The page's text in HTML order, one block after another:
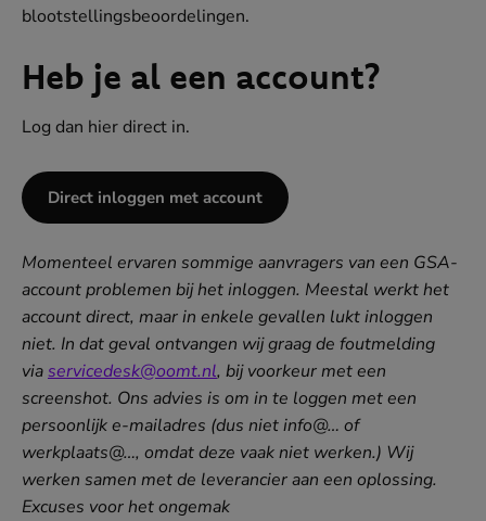
blootstellingsbeoordelingen.
Heb je al een account?
Log dan hier direct in.
Direct inloggen met account
o
e
t
i
n
n
i
e
w
v
e
n
Momenteel ervaren sommige aanvragers van een GSA-
account problemen bij het inloggen. Meestal werkt het
account direct, maar in enkele gevallen lukt inloggen
niet. In dat geval ontvangen wij graag de foutmelding
via servicedesk@oomt.nl, bij voorkeur met een
screenshot. Ons advies is om in te loggen met een
persoonlijk e-mailadres (dus niet info@… of
werkplaats@…, omdat deze vaak niet werken.) Wij
werken samen met de leverancier aan een oplossing.
Excuses voor het ongemak